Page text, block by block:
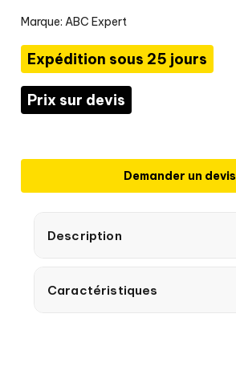
Marque: ABC Expert
Expédition sous 25 jours
Prix sur devis
Demander un devis
Description
Caractéristiques